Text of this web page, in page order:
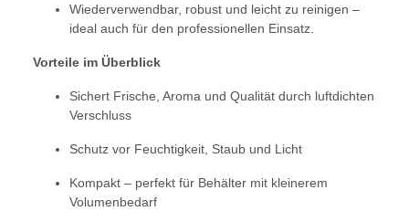
Wiederverwendbar, robust und leicht zu reinigen –
ideal auch für den professionellen Einsatz.
Vorteile im Überblick
Sichert Frische, Aroma und Qualität durch luftdichten
Verschluss
Schutz vor Feuchtigkeit, Staub und Licht
Kompakt – perfekt für Behälter mit kleinerem
Volumenbedarf